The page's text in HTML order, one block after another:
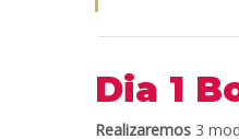
Dia 1
Realizaremos 3